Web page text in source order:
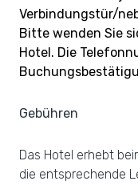
Verbindungstür/
Bitte wenden Sie
Hotel. Die
Gebühren
Das Hotel erhebt
die entsprechende